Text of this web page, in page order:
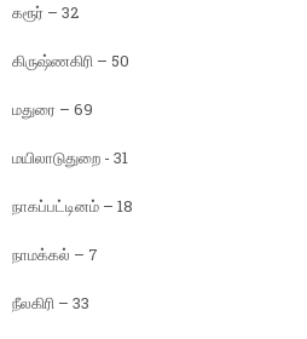
கரூர் – 32
கிருஷ்ணகிரி – 50
மதுரை – 69
மயிலாடுதுறை - 31
நாகப்பட்டினம் – 18
நாமக்கல் – 7
நீலகிரி – 33